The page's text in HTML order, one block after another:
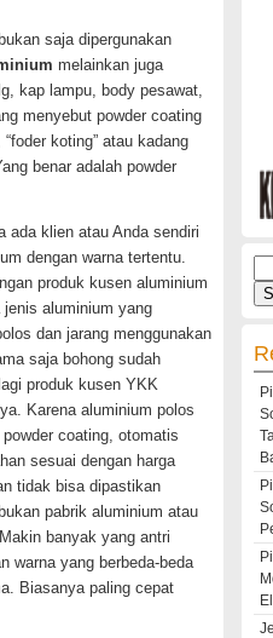
saja dipergunakan
melainkan juga
kap lampu, body pesawat,
menyebut powder coating
“foder koting” atau kadang
benar adalah powder
ada klien atau Anda sendiri
dengan warna tertentu.
produk kusen aluminium
aluminium yang
dan jarang menggunakan
saja bohong sudah
produk kusen YKK
Karena aluminium polos
coating, otomatis
sesuai dengan harga
tidak bisa dipastikan
pabrik aluminium atau
banyak yang antri
warna yang berbeda-beda
Biasanya paling cepat